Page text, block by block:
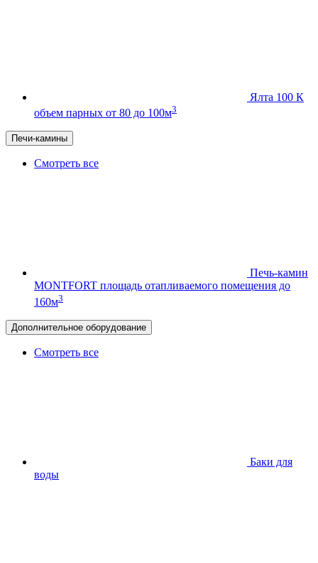
Ялта 100 К
объем парных от 80 до 100м3
Печи-камины
Смотреть все
Печь-камин
MONTFORT площадь отапливаемого помещения до
160м3
Дополнительное оборудование
Смотреть все
Баки для
воды